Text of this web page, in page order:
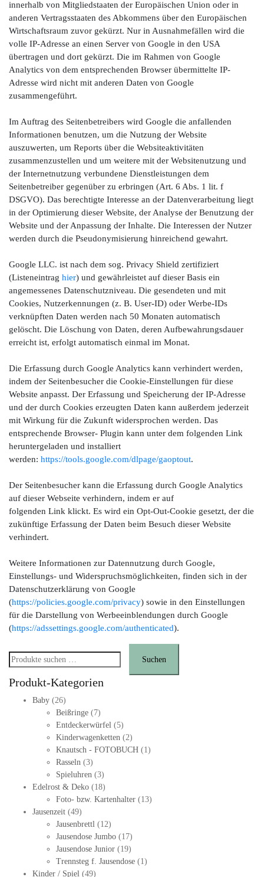
innerhalb von Mitgliedstaaten der Europäischen Union oder in
anderen Vertragsstaaten des Abkommens über den Europäischen
Wirtschaftsraum zuvor gekürzt. Nur in Ausnahmefällen wird die
volle IP-Adresse an einen Server von Google in den USA
übertragen und dort gekürzt. Die im Rahmen von Google
Analytics von dem entsprechenden Browser übermittelte IP-
Adresse wird nicht mit anderen Daten von Google
zusammengeführt.
Im Auftrag des Seitenbetreibers wird Google die anfallenden
Informationen benutzen, um die Nutzung der Website
auszuwerten, um Reports über die Websiteaktivitäten
zusammenzustellen und um weitere mit der Websitenutzung und
der Internetnutzung verbundene Dienstleistungen dem
Seitenbetreiber gegenüber zu erbringen (Art. 6 Abs. 1 lit. f
DSGVO). Das berechtigte Interesse an der Datenverarbeitung liegt
in der Optimierung dieser Website, der Analyse der Benutzung der
Website und der Anpassung der Inhalte. Die Interessen der Nutzer
werden durch die Pseudonymisierung hinreichend gewahrt.
Google LLC. ist nach dem sog. Privacy Shield zertifiziert
(Listeneintrag hier) und gewährleistet auf dieser Basis ein
angemessenes Datenschutzniveau. Die gesendeten und mit
Cookies, Nutzerkennungen (z. B. User-ID) oder Werbe-IDs
verknüpften Daten werden nach 50 Monaten automatisch
gelöscht. Die Löschung von Daten, deren Aufbewahrungsdauer
erreicht ist, erfolgt automatisch einmal im Monat.
Die Erfassung durch Google Analytics kann verhindert werden,
indem der Seitenbesucher die Cookie-Einstellungen für diese
Website anpasst. Der Erfassung und Speicherung der IP-Adresse
und der durch Cookies erzeugten Daten kann außerdem jederzeit
mit Wirkung für die Zukunft widersprochen werden. Das
entsprechende Browser- Plugin kann unter dem folgenden Link
heruntergeladen und installiert
werden: https://tools.google.com/dlpage/gaoptout.
Der Seitenbesucher kann die Erfassung durch Google Analytics
auf dieser Webseite verhindern, indem er auf
folgenden Link klickt. Es wird ein Opt-Out-Cookie gesetzt, der die
zukünftige Erfassung der Daten beim Besuch dieser Website
verhindert.
Weitere Informationen zur Datennutzung durch Google,
Einstellungs- und Widerspruchsmöglichkeiten, finden sich in der
Datenschutzerklärung von Google
(https://policies.google.com/privacy) sowie in den Einstellungen
für die Darstellung von Werbeeinblendungen durch Google
(https://adssettings.google.com/authenticated).
Suchen
nach:
Suchen
Produkt-Kategorien
Baby (26)
Beißringe (7)
Entdeckerwürfel (5)
Kinderwagenketten (2)
Knautsch - FOTOBUCH (1)
Rasseln (3)
Spieluhren (3)
Edelrost & Deko (18)
Foto- bzw. Kartenhalter (13)
Jausenzeit (49)
Jausenbrettl (12)
Jausendose Jumbo (17)
Jausendose Junior (19)
Trennsteg f. Jausendose (1)
Kinder / Spiel (49)